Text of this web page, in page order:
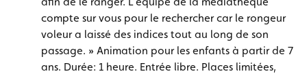
compte sur vous pour le rechercher car le rongeur
voleur a laissé des indices tout au long de son
passage. » Animation pour les enfants à partir de 7
ans. Durée: 1 heure. Entrée libre. Places limitées,